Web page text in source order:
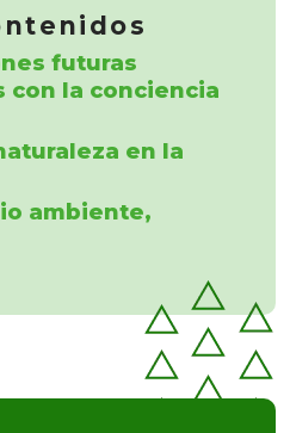
futuras
con la conciencia
en la
ambiente,